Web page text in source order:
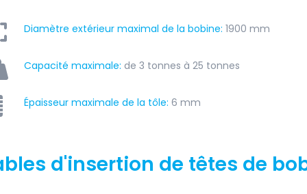
Diamètre extérieur maximal de la bobine: 1900 mm
Capacité maximale: de 3 tonnes à 25 tonnes
Épaisseur maximale de la tôle:6 mm
d'insertion de têtes de